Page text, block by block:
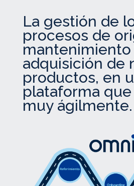
La gestión de
procesos de
mantenimiento
adquisición de
productos, en
plataforma
muy ágilmente.